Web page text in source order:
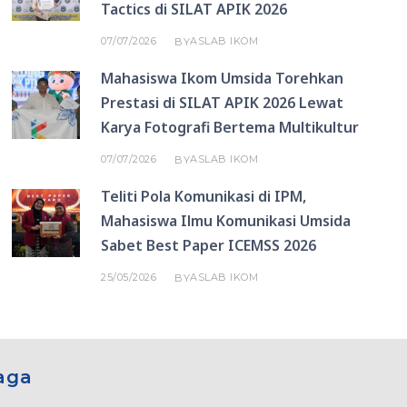
Tactics di SILAT APIK 2026
07/07/2026 BYASLAB IKOM
Mahasiswa Ikom Umsida Torehkan
Prestasi di SILAT APIK 2026 Lewat
Karya Fotografi Bertema Multikultur
07/07/2026 BYASLAB IKOM
Teliti Pola Komunikasi di IPM,
Mahasiswa Ilmu Komunikasi Umsida
Sabet Best Paper ICEMSS 2026
25/05/2026 BYASLAB IKOM